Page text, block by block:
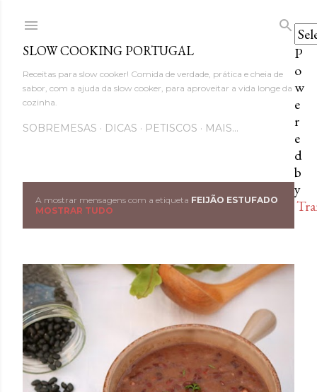
Avançar para o conteúdo
P
o
w
e
r
e
d
b
y
SLOW COOKING PORTUGAL
Receitas para slow cooker! Comida de verdade, prática e cheia de
sabor, com a ajuda da slow cooker, para aproveitar a vida longe da
cozinha.
SOBREMESAS DICAS PETISCOS MAIS…
M
n
s
a
g
e
A mostrar mensagens com a etiqueta FEIJÃO ESTUFADO
MOSTRAR TUDO